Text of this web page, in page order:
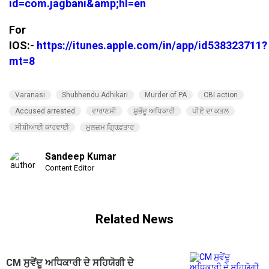
id=com.jagbani&amp;hl=en
For
IOS:- https://itunes.apple.com/in/app/id538323711?
mt=8
Varanasi Shubhendu Adhikari Murder of PA
CBI action
Accused arrested
ਵਾਰਾਣਸੀ ਸ਼ੁਭੇਂਦੂ ਅਧਿਕਾਰੀ
ਪੀਏ ਦਾ ਕਤਲ
ਸੀਬੀਆਈ ਕਾਰਵਾਈ
ਮੁਲਜ਼ਮ ਗ੍ਰਿਫ਼ਤਾਰ
Sandeep Kumar
Content Editor
Related News
CM ਸੁਵੇਂਦੂ ਅਧਿਕਾਰੀ ਦੇ ਸਹਿਯੋਗੀ ਦੇ